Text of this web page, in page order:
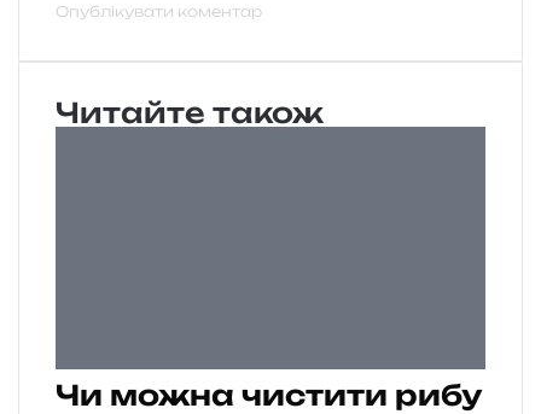
Читайте також
Чи можна чистити рибу